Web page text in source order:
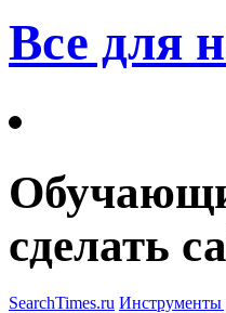
Все для
сделать
SearchTimes.ru Инструменты